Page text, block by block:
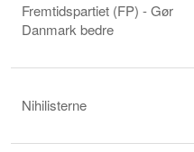
Fremtidspartiet (FP) - Gør
Danmark bedre
Nihilisterne